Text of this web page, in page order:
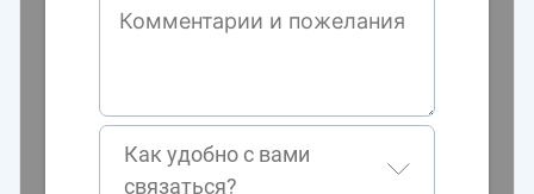
Как удобно с вами
связаться?